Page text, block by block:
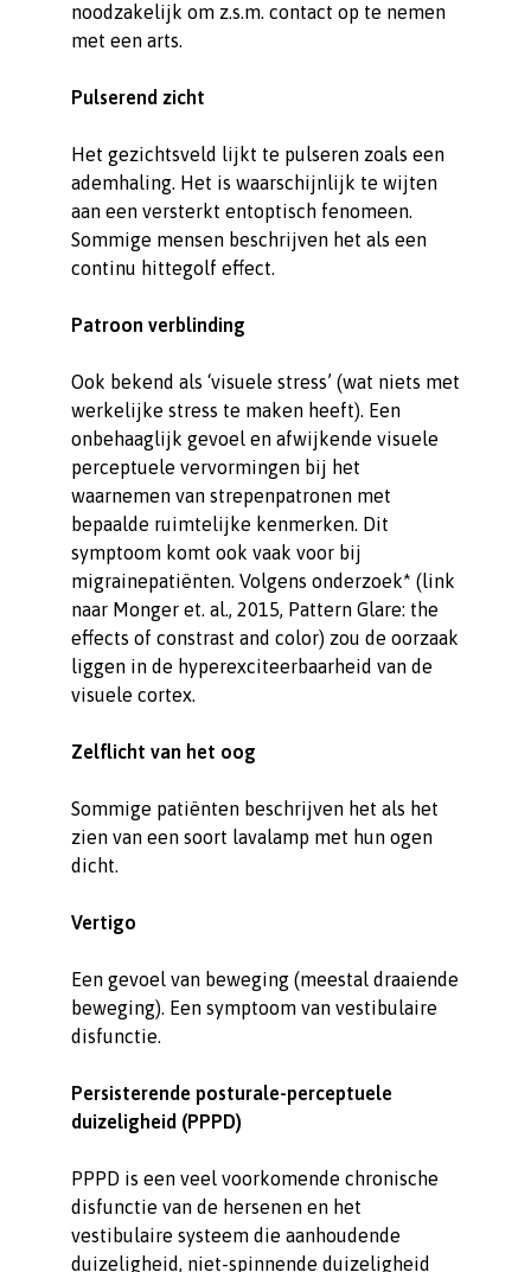
noodzakelijk om z.s.m. contact op te nemen
met een arts.
Pulserend zicht
Het gezichtsveld lijkt te pulseren zoals een
ademhaling. Het is waarschijnlijk te wijten
aan een versterkt entoptisch fenomeen.
Sommige mensen beschrijven het als een
continu hittegolf effect.
Patroon verblinding
Ook bekend als ‘visuele stress’ (wat niets met
werkelijke stress te maken heeft). Een
onbehaaglijk gevoel en afwijkende visuele
perceptuele vervormingen bij het
waarnemen van strepenpatronen met
bepaalde ruimtelijke kenmerken. Dit
symptoom komt ook vaak voor bij
migrainepatiënten. Volgens onderzoek* (link
naar Monger et. al., 2015, Pattern Glare: the
effects of constrast and color) zou de oorzaak
liggen in de hyperexciteerbaarheid van de
visuele cortex.
Zelflicht van het oog
Sommige patiënten beschrijven het als het
zien van een soort lavalamp met hun ogen
dicht.
Vertigo
Een gevoel van beweging (meestal draaiende
beweging). Een symptoom van vestibulaire
disfunctie.
Persisterende posturale-perceptuele
duizeligheid (PPPD)
PPPD is een veel voorkomende chronische
disfunctie van de hersenen en het
vestibulaire systeem die aanhoudende
duizeligheid, niet-spinnende duizeligheid